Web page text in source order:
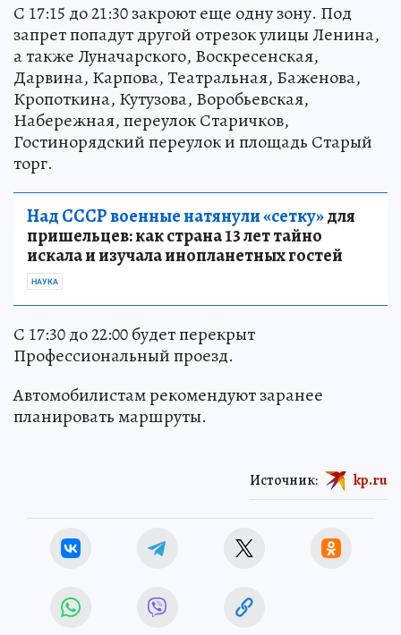
С 17:15 до 21:30 закроют еще одну зону. Под
запрет попадут другой отрезок улицы Ленина,
а также Луначарского, Воскресенская,
Дарвина, Карпова, Театральная, Баженова,
Кропоткина, Кутузова, Воробьевская,
Набережная, переулок Старичков,
Гостинорядский переулок и площадь Старый
торг.
Над СССР военные натянули «сетку»для
пришельцев: как страна 13 лет тайно
искала и изучала инопланетных гостей
НАУКА
С 17:30 до 22:00 будет перекрыт
Профессиональный проезд.
Автомобилистам рекомендуют заранее
планировать маршруты.
Источник: kp.ru